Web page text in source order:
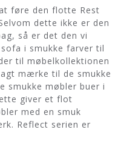
føre den flotte Rest
dette ikke er den
så er det den vi
i smukke farver til
til møbelkollektionen
mærke til de smukke
smukke møbler buer i
giver et flot
med en smuk
Reflect serien er